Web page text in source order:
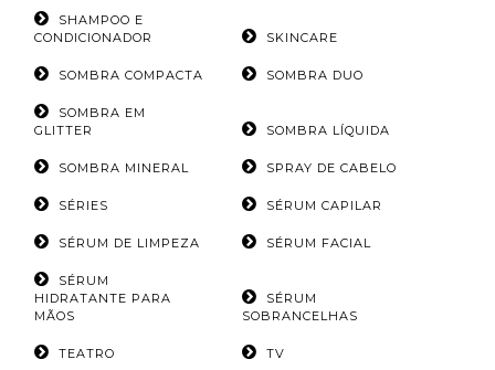
SHAMPOO E
CONDICIONADOR
SKINCARE
SOMBRA COMPACTA SOMBRA DUO
SOMBRA EM
GLITTER
SOMBRA LÍQUIDA
SOMBRA MINERAL SPRAY DE CABELO
SÉRIES SÉRUM CAPILAR
SÉRUM DE LIMPEZA SÉRUM FACIAL
SÉRUM
HIDRATANTE PARA
MÃOS
SÉRUM
SOBRANCELHAS
TEATRO TV